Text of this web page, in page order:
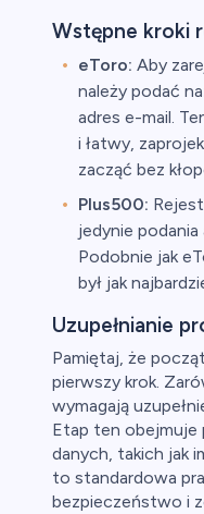
Wstępne kroki
eToro: Aby
należy podać
adres e-mail.
i łatwy,
zacząć bez
Plus500:
jedynie podania
Podobnie jak
był jak
Uzupełnianie
Pamiętaj, że
pierwszy krok.
wymagają
Etap ten obejmuje
danych, takich jak
to standardowa
bezpieczeństwo i